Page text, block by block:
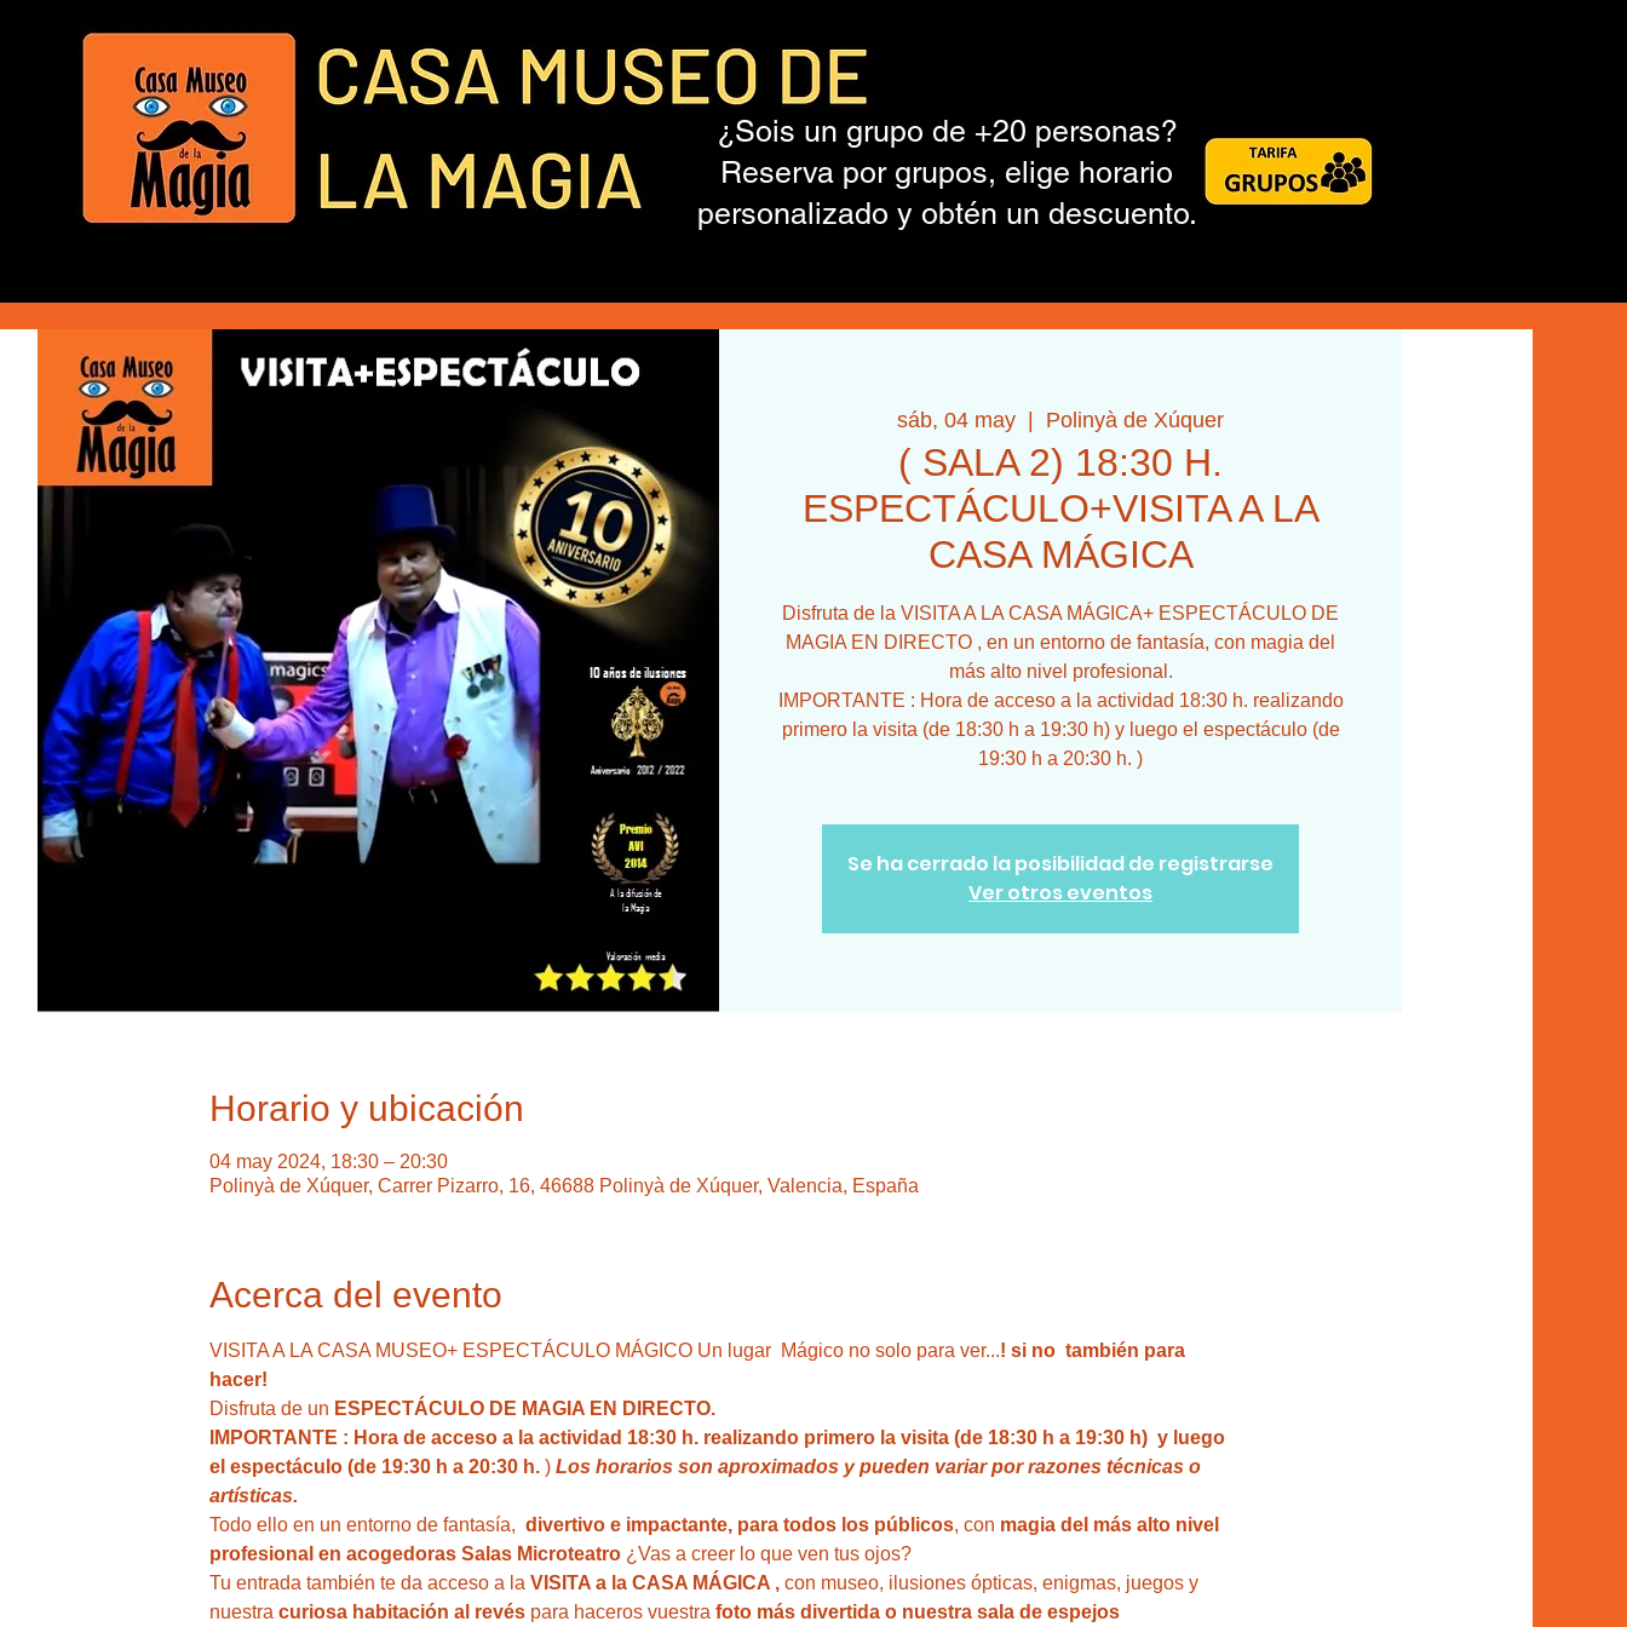
¿Sois un grupo de +20 personas?
Reserva por grupos, elige horario
personalizado y obtén un descuento.
sáb, 04 may Polinyà de Xúquer
( SALA 2) 18:30 H.
ESPECTÁCULO+VISITA A LA
CASA MÁGICA
Disfruta de la VISITA A LA CASA MÁGICA+ ESPECTÁCULO DE
MAGIA EN DIRECTO , en un entorno de fantasía, con magia del
más alto nivel profesional.
IMPORTANTE : Hora de acceso a la actividad 18:30 h. realizando
primero la visita (de 18:30 h a 19:30 h) y luego el espectáculo (de
19:30 h a 20:30 h. )
Se ha cerrado la posibilidad de registrarse
Ver otros eventos
Horario y ubicación
04 may 2024, 18:30 – 20:30
Polinyà de Xúquer, Carrer Pizarro, 16, 46688 Polinyà de Xúquer, Valencia, España
Acerca del evento
VISITA A LA CASA MUSEO+ ESPECTÁCULO MÁGICO Un lugar  Mágico no solo para ver...! si no  también para
hacer!
Disfruta de un ESPECTÁCULO DE MAGIA EN DIRECTO.
IMPORTANTE : Hora de acceso a la actividad 18:30 h. realizando primero la visita (de 18:30 h a 19:30 h)  y luego
el espectáculo (de 19:30 h a 20:30 h. ) Los horarios son aproximados y pueden variar por razones técnicas o
artísticas.
Todo ello en un entorno de fantasía, divertivo e impactante, para todos los públicos, con magia del más alto nivel
profesional en acogedoras Salas Microteatro ¿Vas a creer lo que ven tus ojos?
Tu entrada también te da acceso a la VISITA a la CASA MÁGICA , con museo, ilusiones ópticas, enigmas, juegos y
nuestra curiosa habitación al revés para haceros vuestra foto más divertida o nuestra sala de espejos